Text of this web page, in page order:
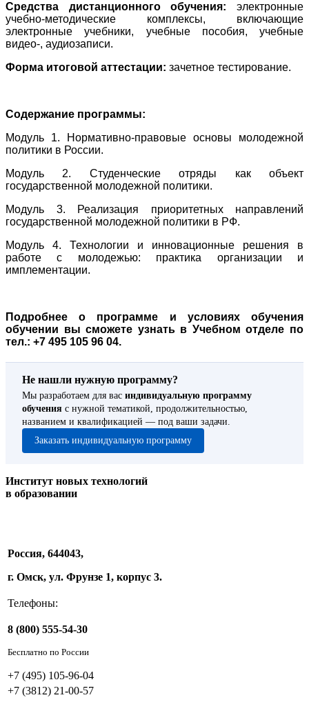
Средства дистанционного обучения: электронные
учебно-методические комплексы, включающие
электронные учебники, учебные пособия, учебные
видео-, аудиозаписи.
Форма итоговой аттестации: зачетное тестирование.
Содержание программы:
Модуль 1. Нормативно-правовые основы молодежной
политики в России.
Модуль 2. Студенческие отряды как объект
государственной молодежной политики.
Модуль 3. Реализация приоритетных направлений
государственной молодежной политики в РФ.
Модуль 4. Технологии и инновационные решения в
работе с молодежью: практика организации и
имплементации.
Подробнее о программе и условиях обучения
обучении вы сможете узнать в Учебном отделе по
тел.: +7 495 105 96 04.
Не нашли нужную программу?
Мы разработаем для вас индивидуальную программу
обучения с нужной тематикой, продолжительностью,
названием и квалификацией — под ваши задачи.
Заказать индивидуальную программу
Институт новых технологий
в образовании
Россия, 644043,
г. Омск, ул. Фрунзе 1, корпус 3.
Телефоны:
8 (800) 555-54-30
Бесплатно по России
+7 (495) 105-96-04
+7 (3812) 21-00-57